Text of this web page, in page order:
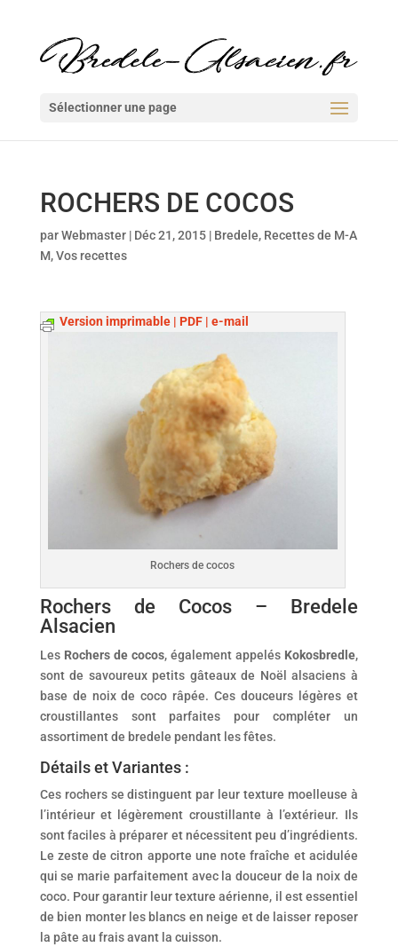
Sélectionner une page
ROCHERS DE COCOS
parWebmaster| Déc 21, 2015| Bredele, Recettes de M-A
M,Vos recettes
Version imprimable | PDF | e-mail
Rochers de cocos
Rochers de Cocos – Bredele
Alsacien
Les Rochers de cocos, également appelés Kokosbredle,
sont de savoureux petits gâteaux de Noël alsaciens à
base de noix de coco râpée. Ces douceurs légères et
croustillantes sont parfaites pour compléter un
assortiment de bredele pendant les fêtes.
Détails et Variantes :
Ces rochers se distinguent par leur texture moelleuse à
l’intérieur et légèrement croustillante à l’extérieur. Ils
sont faciles à préparer et nécessitent peu d’ingrédients.
Le zeste de citron apporte une note fraîche et acidulée
qui se marie parfaitement avec la douceur de la noix de
coco. Pour garantir leur texture aérienne, il est essentiel
de bien monter les blancs en neige et de laisser reposer
la pâte au frais avant la cuisson.